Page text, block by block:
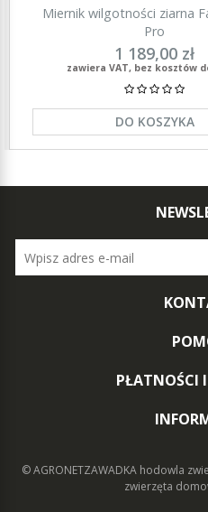
Miernik wilgotności ziarna
Pro
1 189,00 zł
zawiera VAT, bez kosztów
DO KOSZYKA
PŁATNOŚCI
© AGRONETZAWADKA hodowla
zwierzęta